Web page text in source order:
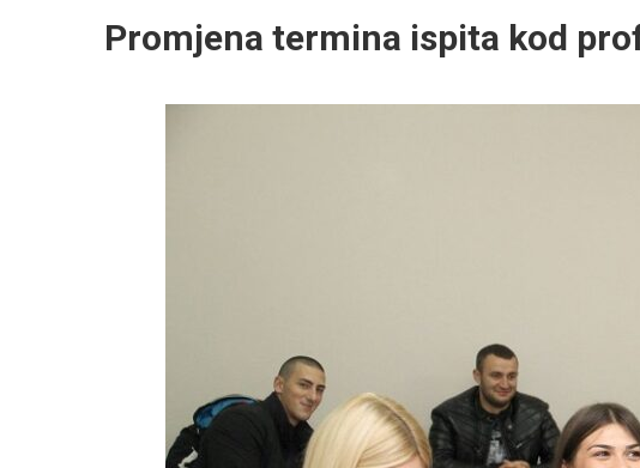
Promjena termina ispita kod